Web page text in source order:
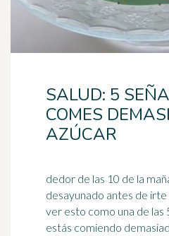
SALUD: 5
COMES
AZÚCAR
dedor de las 10 de la
desayunado antes de
ver esto como una de las
estás comiendo